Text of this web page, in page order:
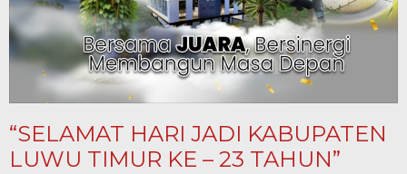
“SELAMAT HARI JADI KABUPATEN
LUWU TIMUR KE – 23 TAHUN”